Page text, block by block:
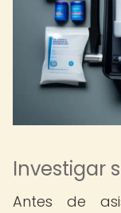
Investigar
Antes de